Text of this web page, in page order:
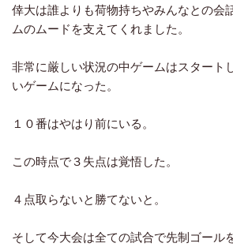
倖大は誰よりも荷物持ちやみんなとの会
ムのムードを支えてくれました。
非常に厳しい状況の中ゲームはスタート
いゲームになった。
１０番はやはり前にいる。
この時点で３失点は覚悟した。
４点取らないと勝てないと。
そして今大会は全ての試合で先制ゴール